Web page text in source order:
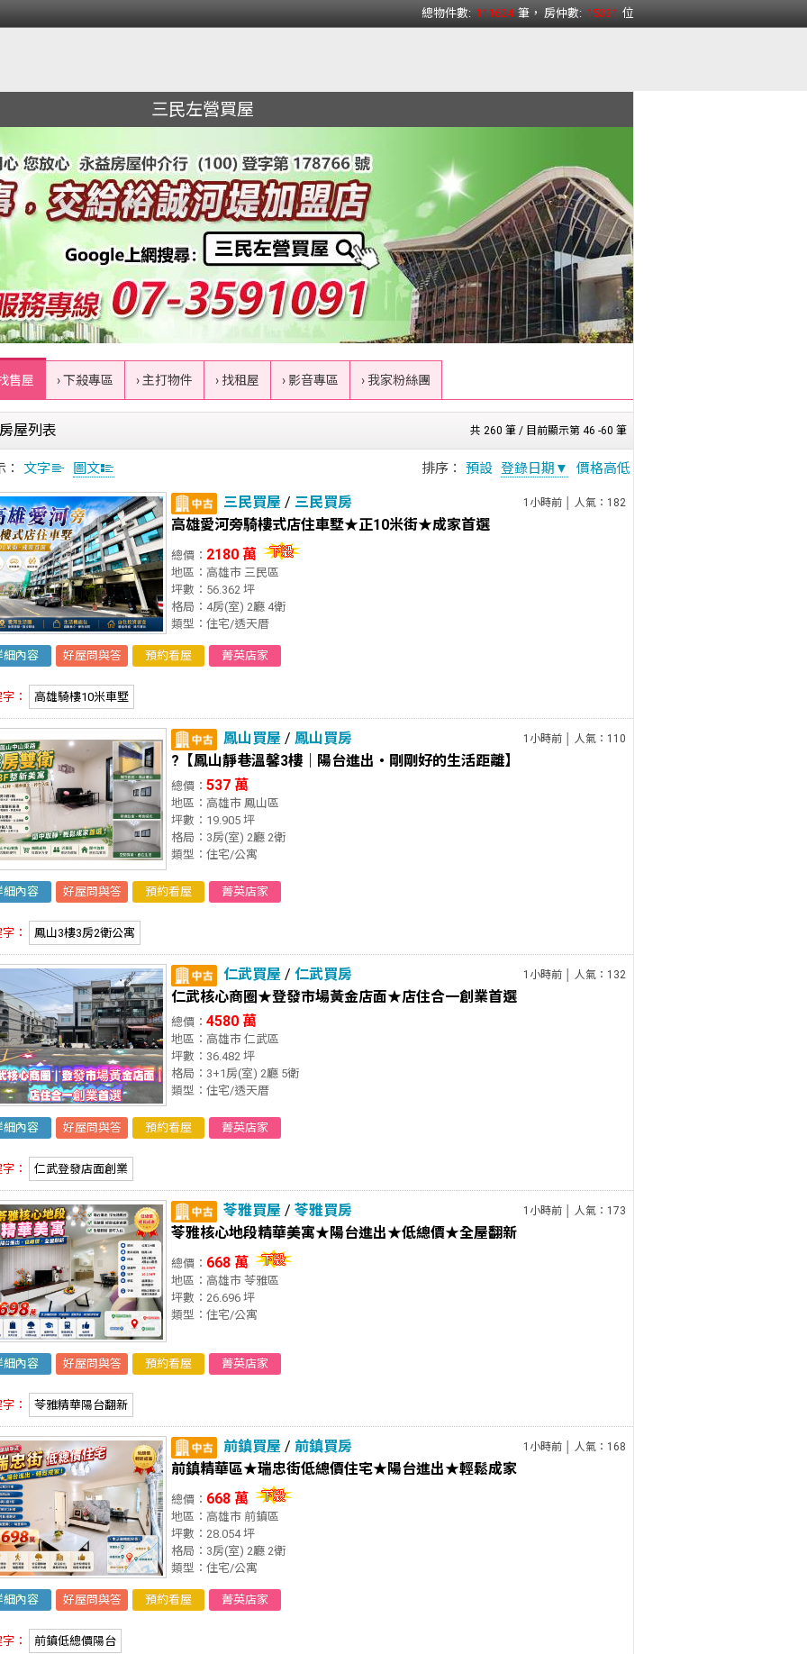
總物件數: 111624 筆， 房仲數: 15331 位
三民左營買屋
售屋 › 下殺專區 › 主打物件 › 找租屋 › 影音專區 › 我家粉絲團
共 260 筆 / 目前顯示第 46 -60 筆
房屋列表
： 文字 圖文 排序： 預設 登錄日期▼ 價格高低
三民買屋 / 三民買房 1小時前 │ 人氣：182
高雄愛河旁騎樓式店住車墅★正10米街★成家首選
總價： 2180 萬
地區：高雄市 三民區
坪數：56.362 坪
格局：4房(室) 2廳 4衛
類型：住宅/透天厝
細內容 好屋問與答 預約看屋 菁英店家
： 高雄騎樓10米車墅
鳳山買屋 / 鳳山買房 1小時前 │ 人氣：110
?【鳳山靜巷溫馨3樓｜陽台進出・剛剛好的生活距離】
總價： 537 萬
地區：高雄市 鳳山區
坪數：19.905 坪
格局：3房(室) 2廳 2衛
類型：住宅/公寓
細內容 好屋問與答 預約看屋 菁英店家
： 鳳山3樓3房2衛公寓
仁武買屋 / 仁武買房 1小時前 │ 人氣：132
仁武核心商圈★登發市場黃金店面★店住合一創業首選
總價： 4580 萬
地區：高雄市 仁武區
坪數：36.482 坪
格局：3+1房(室) 2廳 5衛
類型：住宅/透天厝
細內容 好屋問與答 預約看屋 菁英店家
： 仁武登發店面創業
苓雅買屋 / 苓雅買房 1小時前 │ 人氣：173
苓雅核心地段精華美寓★陽台進出★低總價★全屋翻新
總價： 668 萬
地區：高雄市 苓雅區
坪數：26.696 坪
類型：住宅/公寓
細內容 好屋問與答 預約看屋 菁英店家
： 苓雅精華陽台翻新
前鎮買屋 / 前鎮買房 1小時前 │ 人氣：168
前鎮精華區★瑞忠街低總價住宅★陽台進出★輕鬆成家
總價： 668 萬
地區：高雄市 前鎮區
坪數：28.054 坪
格局：3房(室) 2廳 2衛
類型：住宅/公寓
細內容 好屋問與答 預約看屋 菁英店家
： 前鎮低總價陽台